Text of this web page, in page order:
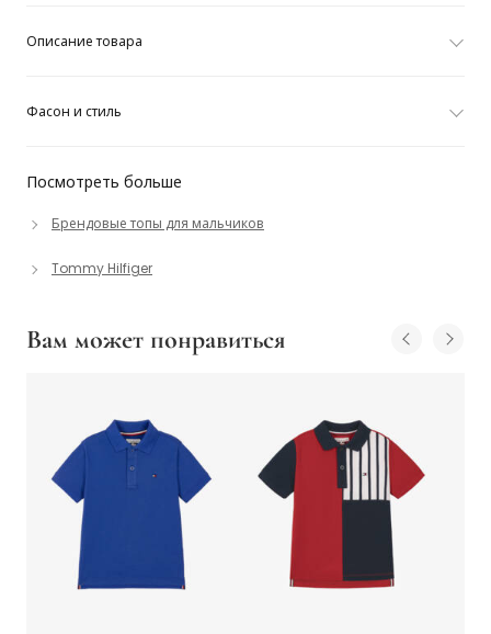
Посмотреть больше
Брендовые топы для мальчиков
Tommy Hilfiger
Описание товара
Фасон и стиль
Вам может понравиться